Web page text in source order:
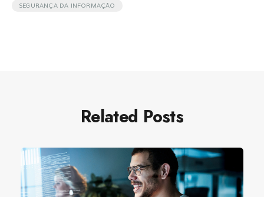
SEGURANÇA DA INFORMAÇÃO
Related Posts